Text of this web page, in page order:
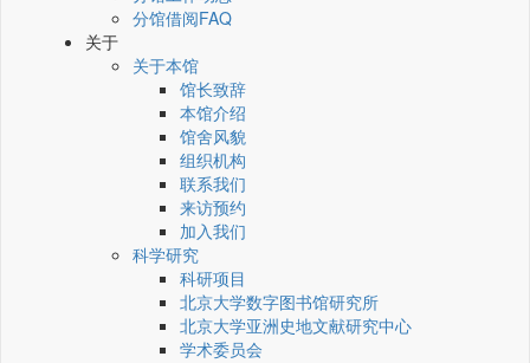
分馆借阅FAQ
关于
关于本馆
馆长致辞
本馆介绍
馆舍风貌
组织机构
联系我们
来访预约
加入我们
科学研究
科研项目
北京大学数字图书馆研究所
北京大学亚洲史地文献研究中心
学术委员会